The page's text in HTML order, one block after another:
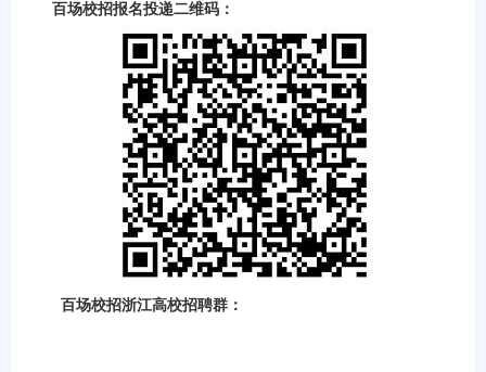
百场校招报名投递二维码：
百场校招浙江高校招聘群：